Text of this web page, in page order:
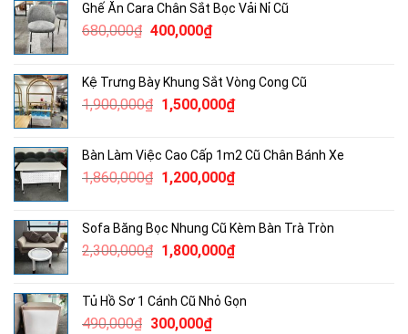
Ghế Ăn Cara Chân Sắt Bọc Vải Nỉ Cũ
680,000₫ Giá
680,000₫.
400,000₫Giá
là:
400,000₫.
Kệ Trưng Bày Khung Sắt Vòng Cong Cũ
1,900,000₫ Giá
1,900,000₫.
1,500,000₫Giá
là:
1,500,000₫.
Bàn Làm Việc Cao Cấp 1m2 Cũ Chân Bánh Xe
1,860,000₫ Giá
1,860,000₫.
1,200,000₫Giá
là:
1,200,000₫.
Sofa Băng Bọc Nhung Cũ Kèm Bàn Trà Tròn
2,300,000₫ Giá
2,300,000₫.
1,800,000₫Giá
là:
Tủ Hồ Sơ 1 Cánh Cũ Nhỏ Gọn
490,000₫ Giá
300,000₫Giá